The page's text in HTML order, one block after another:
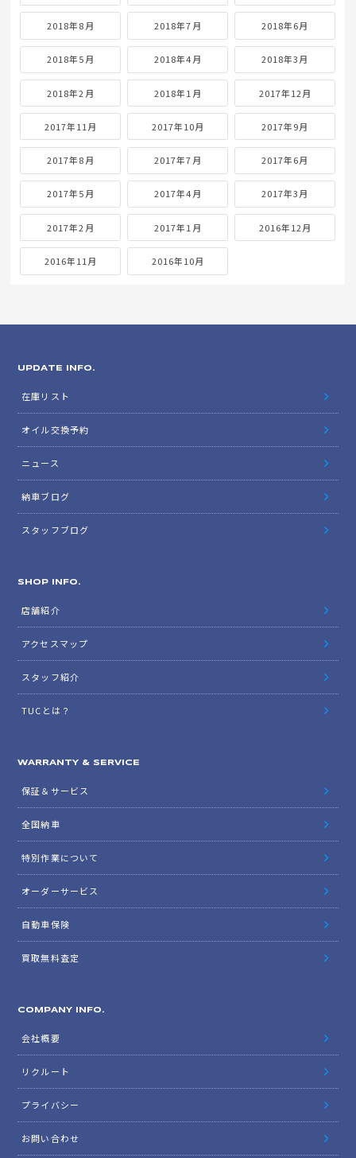
2018年8月 2018年7月 2018年6月
2018年5月 2018年4月 2018年3月
2018年2月 2018年1月 2017年12月
2017年11月 2017年10月 2017年9月
2017年8月 2017年7月 2017年6月
2017年5月 2017年4月 2017年3月
2017年2月 2017年1月 2016年12月
2016年11月 2016年10月
UPDATE INFO.
在庫リスト
オイル交換予約
ニュース
納車ブログ
スタッフブログ
SHOP INFO.
店舗紹介
アクセスマップ
スタッフ紹介
TUCとは？
WARRANTY & SERVICE
保証＆サービス
全国納車
特別作業について
オーダーサービス
自動車保険
買取無料査定
COMPANY INFO.
会社概要
リクルート
プライバシー
お問い合わせ